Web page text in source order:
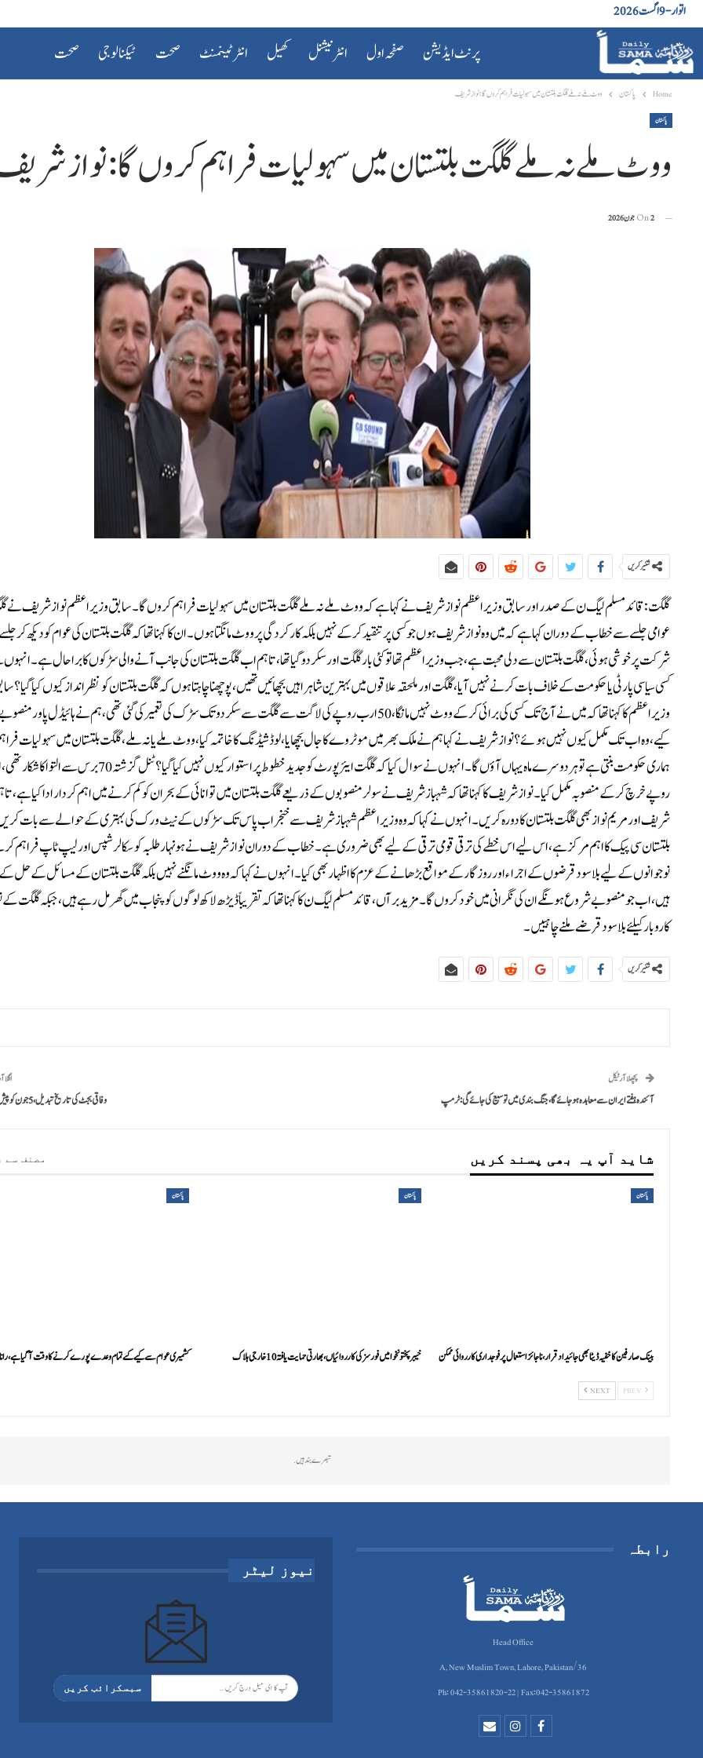
اتوار - 9 اگست 2026
پرنٹ ایڈیشن صفحہ اول انٹرنیشنل کھیل انٹرٹینمنٹ صحت ٹیکنالوجی صحت
Home پاکستان ووٹ ملے نہ ملے گلگت بلتستان میں سہولیات فراہم کروں گا : نواز شریف
پاکستان
ووٹ ملے نہ ملے گلگت بلتستان میں سہولیات فراہم کروں گا : نواز
On2 جون 2026
شئیر کریں
گلگت:قائد مسلم لیگ ن کے صدر اور سابق وزیر اعظم نواز شریف نے کہا ہے کہ ووٹ ملے نہ ملے گلگت بلتستان میں سہولیات فراہم کروں گا۔سابق وزیر اعظم نواز شریف نے
عوامی جلسے سے خطاب کے دوران کہا ہے کہ میں وہ نواز شریف ہوں جو کسی پر تنقید کرکے نہیں بلکہ کارکردگی پر ووٹ مانگتا ہوں۔ان کا کہنا تھا کہ گلگت بلتستان کی عوام کو دیکھ کر
شرکت پر خوشی ہوئی، گلگت بلتستان سے دلی محبت ہے، جب وزیر اعظم تھا تو کئی بار گلگت اور سکردو گیا تھا، تاہم اب گلگت بلتستان کی جانب آنے والی سڑکوں کا برا حال
کسی سیاسی پارٹی یا حکومت کے خلاف بات کرنے نہیں آیا، گلگت اور ملحقہ علاقوں میں بہترین شاہراہیں بچھائیں تھیں، پوچھنا چاہتا ہوں کہ گلگت بلتستان کو نظر انداز کیوں کیا
وزیراعظم کا کہنا تھا کہ میں نے آج تک کسی کی برائی کر کے ووٹ نہیں مانگا، 50 ارب روپے کی لاگت سے گلگت سے سکردو تک سڑک کی تعمیر کی گئی تھی، ہم نے ہائیڈل
کیے، وہ اب تک مکمل کیوں نہیں ہوئے؟نواز شریف نے کہا ہم نے ملک بھر میں موٹر وے کا جال بچھایا، لوڈ شیڈنگ کا خاتمہ کیا، ووٹ ملے یا نہ ملے، گلگت بلتستان میں سہولیات
ہماری حکومت بنتی ہے تو ہر دوسرے ماہ یہاں آؤں گا۔انہوں نے سوال کیا کہ گلگت ایئرپورٹ کوجدید خطوط پراستوار کیوں نہیں کیا گیا؟ ٹنل
روپے خرچ کرکے منصوبہ مکمل کیا۔نواز شریف کا کہنا تھا کہ شہباز شریف نے سولر منصوبوں کے ذریعے گلگت بلتستان میں توانائی کے بحران کو کم کرنے میں اہم کردار ادا کیا ہے،
شریف اور مریم نواز بھی گلگت بلتستان کا دورہ کریں۔انہوں نے کہا کہ وہ وزیر اعظم شہباز شریف سے خنجراب پاس تک سڑکوں کے نیٹ ورک کی بہتری کے حوالے سے بات
بلتستان سی پیک کا اہم مرکز ہے، اس لیے اس خطے کی ترقی قومی ترقی کے لیے بھی ضروری ہے۔خطاب کے دوران نواز شریف نے ہونہار طلبہ کو سکالرشپس اور لیپ ٹاپ فراہم
نوجوانوں کے لیے بلا سود قرضوں کے اجراء اور روزگار کے مواقع بڑھانے کے عزم کا اظہار بھی کیا۔انہوں نے کہا کہ وہ ووٹ مانگنے نہیں بلکہ گلگت بلتستان کے مسائل کے
ہیں، اب جو منصوبے شروع ہونگے ان کی نگرانی میں خود کروں گا۔مزید برآں، قائد مسلم لیگ ن کا کہنا تھا کہ تقریباً ڈیڑھ لاکھ لوگوں کو پنجاب میں گھر مل رہے ہیں،جبکہ گلگت کے
کاروبار کیلئے بلا سود قرضے ملنے چاہییں۔
شئیر کریں
پچھلا آرٹیکل
آئندہ ہفتے ایران سے معاہدہ ہوجائے گا، جنگ بندی میں توسیع کی جائے گی: ٹرمپ
اگلا
وفاقی بجٹ کی تاریخ تبدیل، 5 جون کو پیش نہیں ہو گا
شاید آپ یہ بھی پسند کریں مصنف سے
پاکستان
بینک صارفین کا خفیہ ڈیٹا بھی جائیداد قرار، ناجائز استعمال پر فوجداری کارروائی ممکن
پاکستان
خیبرپختونخوا میں فورسز کی کارروائیاں، بھارتی حمایت یافتہ 10 خارجی ہلاک
پاکستان
کشمیری عوام سے کیے گئے تمام وعدے پورے کرنے کا وقت آ گیا ہے، رانا
NEXT
تبصرے بند ہیں.
رابطہ
Head Office
36/A, New Muslim Town, Lahore, Pakistan
Ph: 042-35861820-22 | Fax:042-35861872
نیوز لیٹر
سبسکرائب کریں